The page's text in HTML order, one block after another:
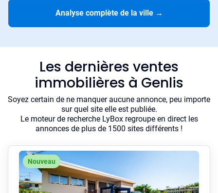
Analyse complète de la ville →
Les dernières ventes
immobilières à Genlis
Soyez certain de ne manquer aucune annonce, peu importe
sur quel site elle est publiée.
Le moteur de recherche LyBox regroupe en direct les
annonces de plus de 1500 sites différents !
Nouveau